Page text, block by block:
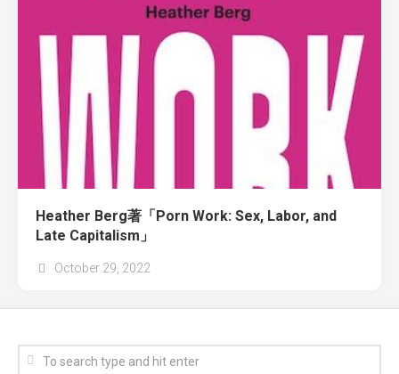
Heather Berg著「Porn Work: Sex, Labor, and
Late Capitalism」
October 29, 2022